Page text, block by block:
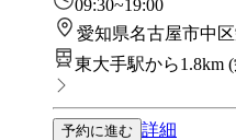
09:30~19:00
愛知県名古屋市中
東大手駅から1.8km (
予約に進む 詳細